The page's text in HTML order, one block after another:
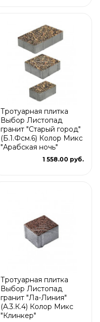
Тротуарная плитка
Выбор Листопад
гранит "Старый город"
(Б.1.Фсм.6) Колор Микс
"Арабская ночь"
1 558.00 руб.
Тротуарная плитка
Выбор Листопад
гранит "Ла-Линия"
(А.3.К.4) Колор Микс
"Клинкер"